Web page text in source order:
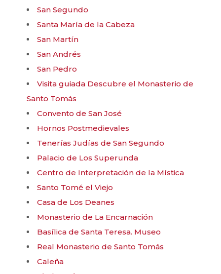
San Segundo
Santa María de la Cabeza
San Martín
San Andrés
San Pedro
Visita guiada Descubre el Monasterio de
Santo Tomás
Convento de San José
Hornos Postmedievales
Tenerías Judías de San Segundo
Palacio de Los Superunda
Centro de Interpretación de la Mística
Santo Tomé el Viejo
Casa de Los Deanes
Monasterio de La Encarnación
Basílica de Santa Teresa. Museo
Real Monasterio de Santo Tomás
Caleña